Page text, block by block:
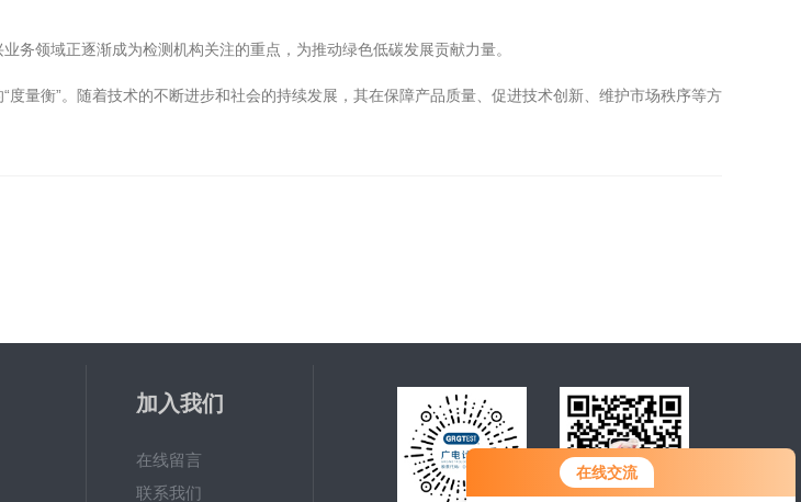
在线交流
领域正逐渐成为检测机构关注的重点，为推动绿色低碳发展贡献力量。
衡”。随着技术的不断进步和社会的持续发展，其在保障产品质量、促进技术创新、维护市场秩序等方
加入我们
在线留言
联系我们